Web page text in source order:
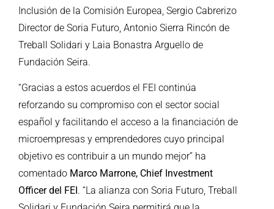
Inclusión de la Comisión Europea, Sergio Cabrerizo
Director de Soria Futuro, Antonio Sierra Rincón de
Treball Solidari y Laia Bonastra Arguello de
Fundación Seira.
“Gracias a estos acuerdos el FEI continúa
reforzando su compromiso con el sector social
español y facilitando el acceso a la financiación de
microempresas y emprendedores cuyo principal
objetivo es contribuir a un mundo mejor” ha
comentado Marco Marrone, Chief Investment
Officer del FEI. “La alianza con Soria Futuro, Treball